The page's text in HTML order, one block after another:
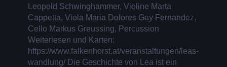
Leopold Schwinghammer, Violine Marta
Cappetta, Viola Maria Dolores Gay Fernandez,
Cello Markus Greussing, Percussion
Weiterlesen und Karten:
https://www.falkenhorst.at/veranstaltungen/leas-
wandlung/ Die Geschichte von Lea ist ein